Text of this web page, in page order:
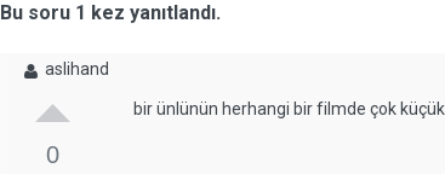
Bu soru 1 kez yanıtlandı.
aslihand
0
bir ünlünün herhangi bir filmde çok